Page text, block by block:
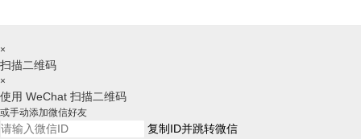
×
扫描二维码
×
使用 WeChat 扫描二维码
或手动添加微信好友
复制ID并跳转微信